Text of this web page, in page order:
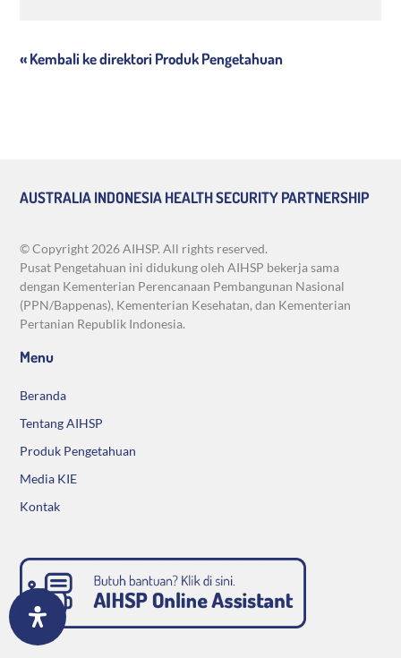
« Kembali ke direktori Produk Pengetahuan
AUSTRALIA INDONESIA HEALTH SECURITY PARTNERSHIP
© Copyright 2026 AIHSP. All rights reserved.
Pusat Pengetahuan ini didukung oleh AIHSP bekerja sama
dengan Kementerian Perencanaan Pembangunan Nasional
(PPN/Bappenas), Kementerian Kesehatan, dan Kementerian
Pertanian Republik Indonesia.
Menu
Beranda
Tentang AIHSP
Produk Pengetahuan
Media KIE
Kontak